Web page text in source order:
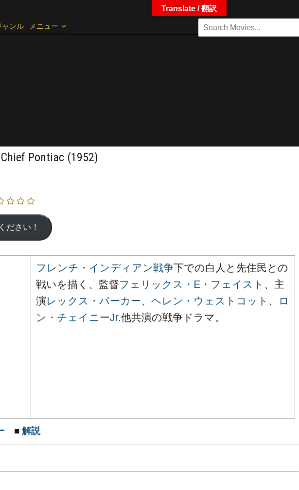
ャンル メニュー
Pontiac (1952)
フレンチ・インディアン戦争下での白人と先住民との
戦いを描く、監督フェリックス・E・フェイスト 、主
演レックス・バーカー、 ヘレン・ウェストコット 、
ロ
ン・チェイニーJr.他共演の戦争ドラマ。
■ 解説
Translate / 翻訳